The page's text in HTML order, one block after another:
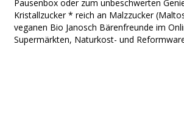
Pausenbox oder zum unbeschwerten
Kristallzucker * reich an Malzzucker
veganen Bio Janosch Bärenfreunde im
Supermärkten, Naturkost- und